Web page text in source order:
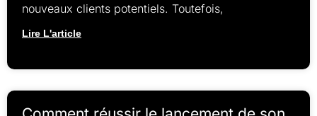
nouveaux clients potentiels. Toutefois,
Lire L'article